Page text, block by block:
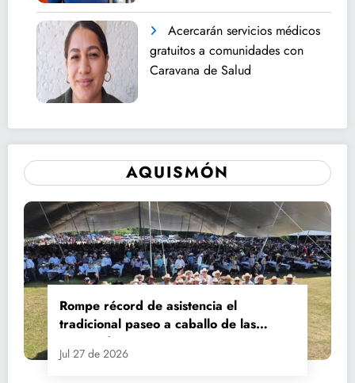
Acercarán servicios médicos
gratuitos a comunidades con
Caravana de Salud
AQUISMÓN
Rompe récord de asistencia el
tradicional paseo a caballo de las
Fiestas de Santiago y Santa Ana
Jul 27 de 2026